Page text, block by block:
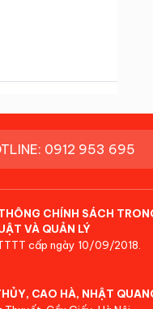
0912 953 695
CHÍNH SÁCH
VÀ QUẢN LÝ
cấp ngày 10/09/2018.
CAO HÀ, NHẬT